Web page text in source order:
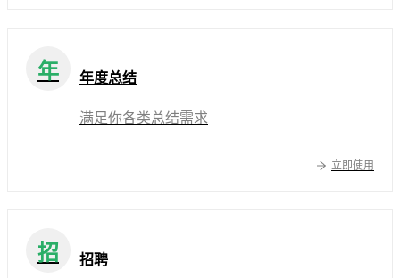
年 年度总结
满足你各类总结需求
立即使用
招 招聘